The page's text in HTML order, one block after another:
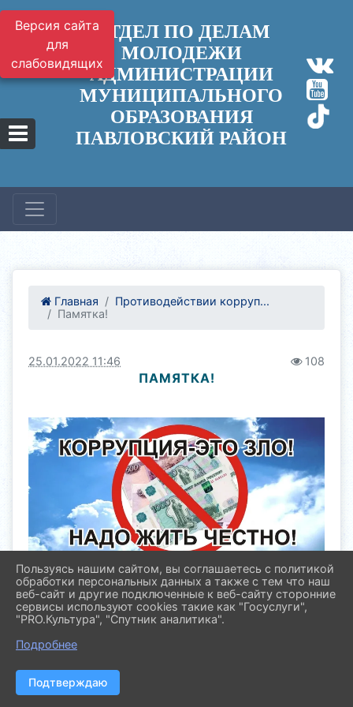
Версия сайта
для
слабовидящих
ОТДЕЛ ПО ДЕЛАМ
МОЛОДЕЖИ
АДМИНИСТРАЦИИ
МУНИЦИПАЛЬНОГО
ОБРАЗОВАНИЯ
ПАВЛОВСКИЙ РАЙОН
Главная
Противодействии корруп...
Памятка!
25.01.2022 11:46 108
ПАМЯТКА!
ВЗЯТКА может быть в виде денег, ценных бумаг,
иного имущества либо в виде незаконных
оказания услуг имущественного характера или
предоставления иных имущественных прав.
РФ): ШТРАФ до 5 миллионов рублей или в размере
за период до 5 лет или в размере до стократной
суммы взятки с лишением права занимать
определенные должности или заниматься
Пользуясь нашим сайтом, вы соглашаетесь с политикой
обработки персональных данных а также с тем что наш
веб-сайт и другие подключенные к веб-сайту сторонние
сервисы используют cookies такие как "Госуслуги",
"PRO.Культура", "Спутник аналитика".
Подробнее
Подтверждаю